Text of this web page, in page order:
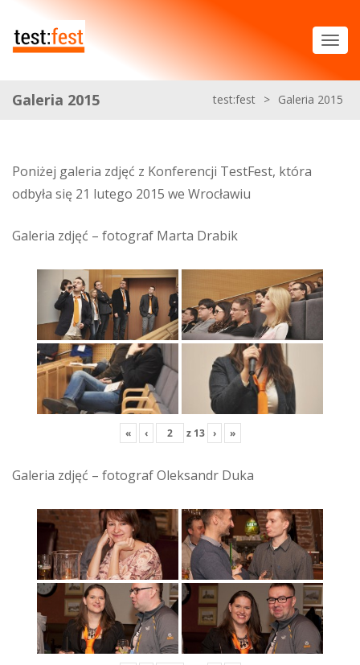
Galeria 2015 test:fest > Galeria 2015
Poniżej galeria zdjęć z Konferencji TestFest, która
odbyła się 21 lutego 2015 we Wrocławiu
Galeria zdjęć – fotograf Marta Drabik
« ‹ z 13 › »
Galeria zdjęć – fotograf Oleksandr Duka